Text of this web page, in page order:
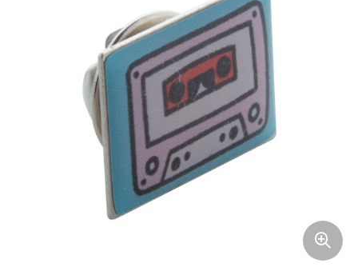
Outdoor en vrije tijd
Gereedschap en veiligheid
Home en living